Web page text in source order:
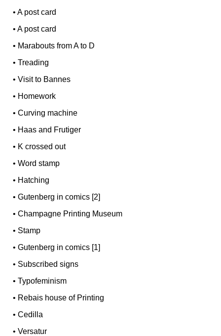
•A post card
•A post card
• Marabouts from A to D
•Treading
•Visit to Bannes
• Homework
•Curving machine
• Haas and Frutiger
• K crossed out
•Word stamp
• Hatching
•Gutenberg in comics [2]
•Champagne Printing Museum
• Stamp
•Gutenberg in comics [1]
• Subscribed signs
•Typofeminism
• Rebais house of Printing
•Cedilla
•Versatur